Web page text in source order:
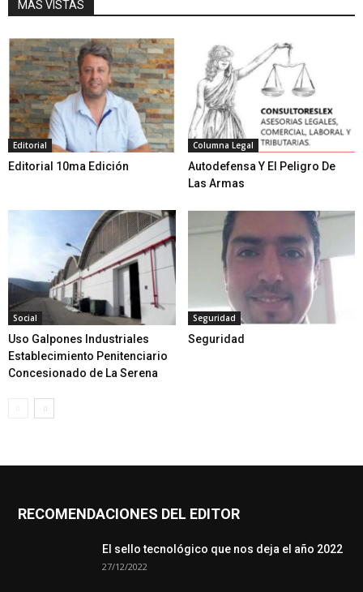
MÁS VISTAS
Editorial
Editorial 10ma Edición
Columna Legal
Autodefensa Y El Peligro De
Las Armas
Social
Uso Galpones Industriales
Establecimiento Penitenciario
Concesionado de La Serena
Seguridad
Seguridad
RECOMENDACIONES DEL EDITOR
El sello tecnológico que nos deja el año 2022
27/12/2022